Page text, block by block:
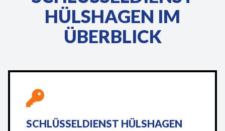
HÜLSHAGEN IM
ÜBERBLICK
SCHLÜSSELDIENST HÜLSHAGEN